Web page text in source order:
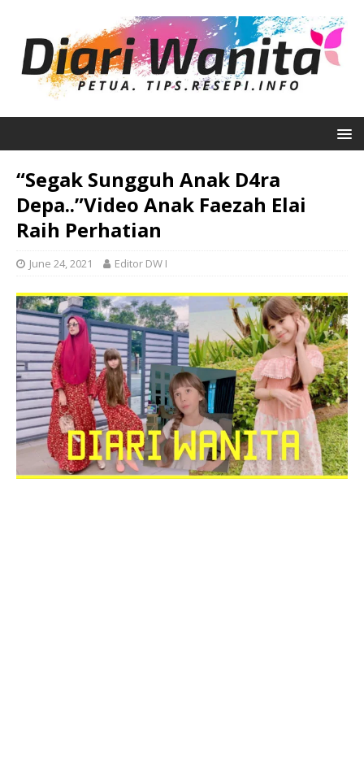
“Segak Sungguh Anak D4ra
Depa..”Video Anak Faezah Elai
Raih Perhatian
June 24, 2021 Editor DW I